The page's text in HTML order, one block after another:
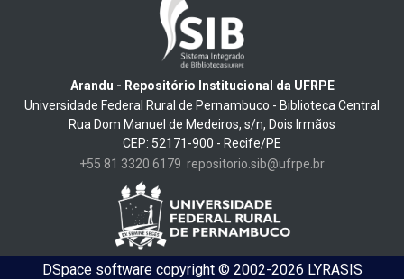
Arandu - Repositório Institucional da UFRPE
Universidade Federal Rural de Pernambuco - Biblioteca Central
Rua Dom Manuel de Medeiros, s/n, Dois Irmãos
CEP: 52171-900 - Recife/PE
+55 81 3320 6179 repositorio.sib@ufrpe.br
DSpace softwarecopyright © 2002-2026 LYRASIS